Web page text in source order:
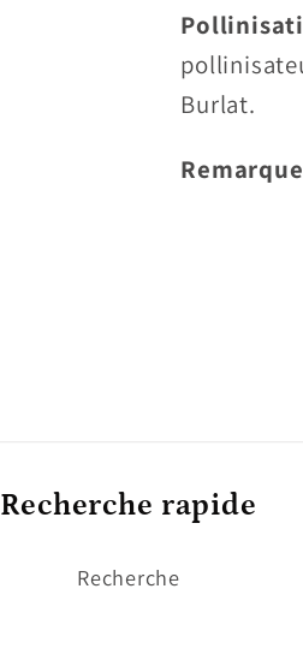
Burlat.
Recherche rapide
Recherche